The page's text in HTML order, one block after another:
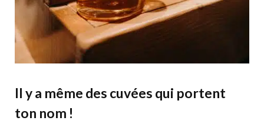
Il y a même des cuvées qui portent
ton nom !